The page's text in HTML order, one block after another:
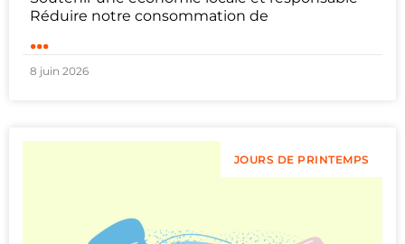
Réduire notre consommation de
...
8 juin 2026
JOURS DE PRINTEMPS